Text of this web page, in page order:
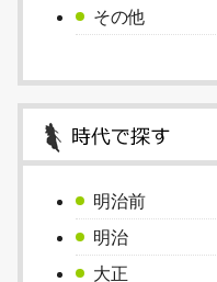
その他
明治前
明治
大正